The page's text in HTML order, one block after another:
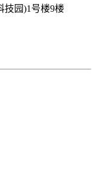
技园)1号楼9楼